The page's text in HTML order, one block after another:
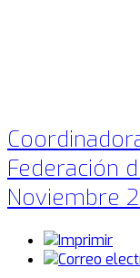
Federación
Noviembre